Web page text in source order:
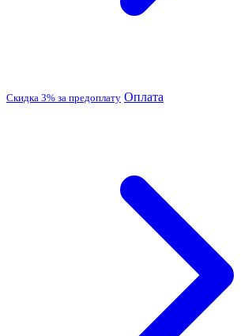
Скидка 3% за предоплату Оплата